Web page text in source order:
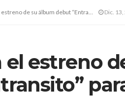
su álbum debut “Entransito” para fines del 2022 Dic.
estreno